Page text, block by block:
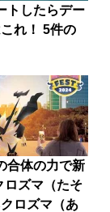
トしたらデー
れ！ 5件の
合体の力で新
ロズマ（たそ
ロズマ（あ